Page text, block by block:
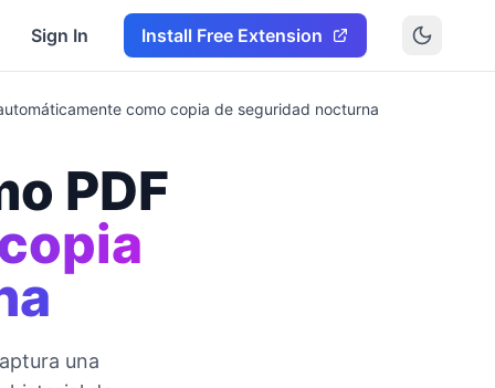
Sign In Install Free Extension
como copia de seguridad nocturna
PDF
una